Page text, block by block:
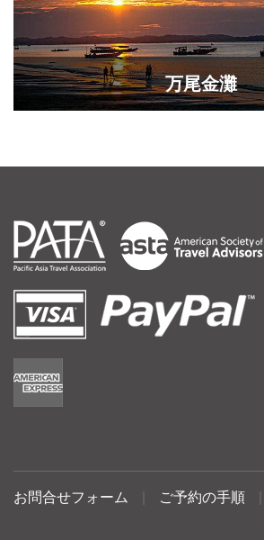
万尾金灘
お問合せフォーム ご予約の手順